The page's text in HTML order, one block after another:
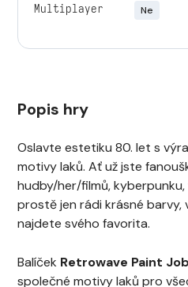
Multiplayer Ne
Popis hry
Oslavte estetiku 80. let s
motivy laků. Ať už jste
hudby/her/filmů,
prostě jen rádi krásné
najdete svého favorita.
Balíček Retrowave Paint
společné motivy laků pro